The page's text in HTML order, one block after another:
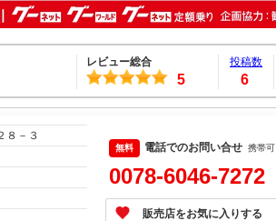
レビュー総合
5
投稿数
6
８－３
電話でのお問い合せ 携帯可
0078-6046-7272
販売店をお気に入りする